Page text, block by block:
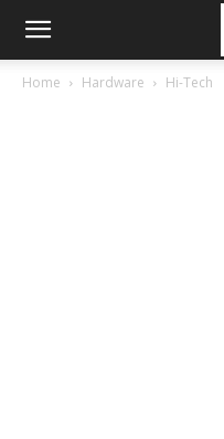
Home Hardware Hi-Tech